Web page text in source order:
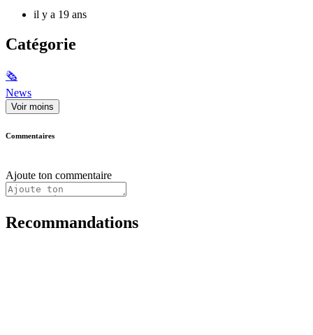
il y a 19 ans
Catégorie
🗞
News
Voir moins
Commentaires
Ajoute ton commentaire
Recommandations